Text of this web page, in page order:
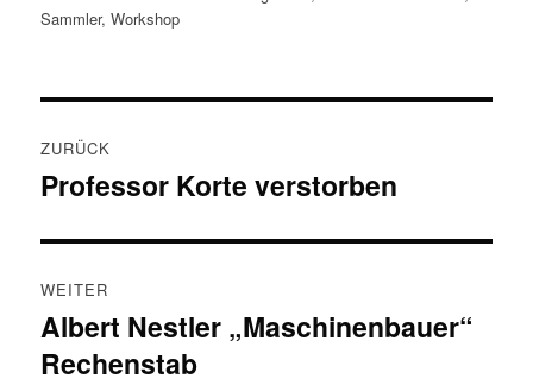
am
Sammler,Workshop
ZURÜCK
Vorheriger
Professor Korte verstorben
WEITER
Nächster
Beitrag:
Albert Nestler „Maschinenbauer“
Rechenstab